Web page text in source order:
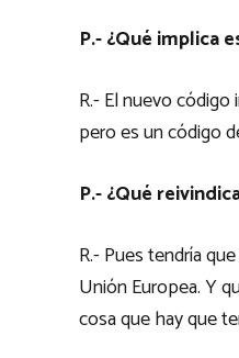
P.- ¿Qué implica
R.- El nuevo
pero es un código
P.- ¿Qué
R.- Pues tendría
Unión Europea. Y
cosa que hay que